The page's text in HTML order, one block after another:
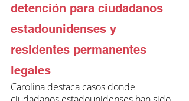
detención para ciudadanos
estadounidenses y
residentes permanentes
legales
Carolina destaca casos donde